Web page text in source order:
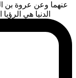
عنهما وعن عروة بن
الدنيا هي